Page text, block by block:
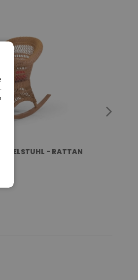
- RATTAN